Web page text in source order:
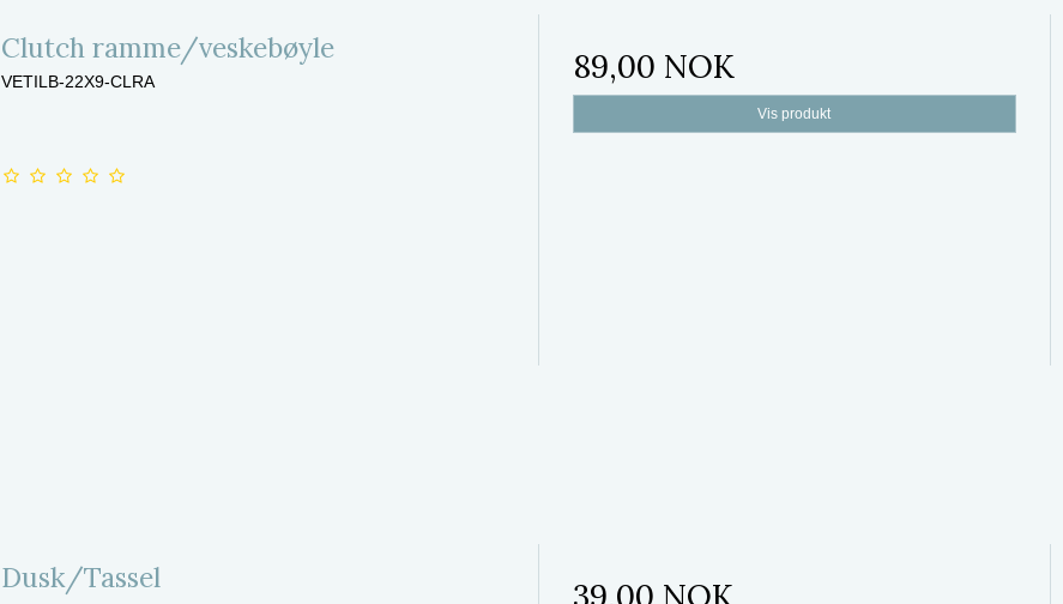
Clutch ramme/veskebøyle
VETILB-22X9-CLRA 89,00 NOK
Vis produkt
Dusk/Tassel